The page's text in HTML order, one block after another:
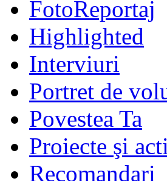
FotoReportaj
Highlighted
Interviuri
Portret de
Povestea Ta
Proiecte şi
Recomandari